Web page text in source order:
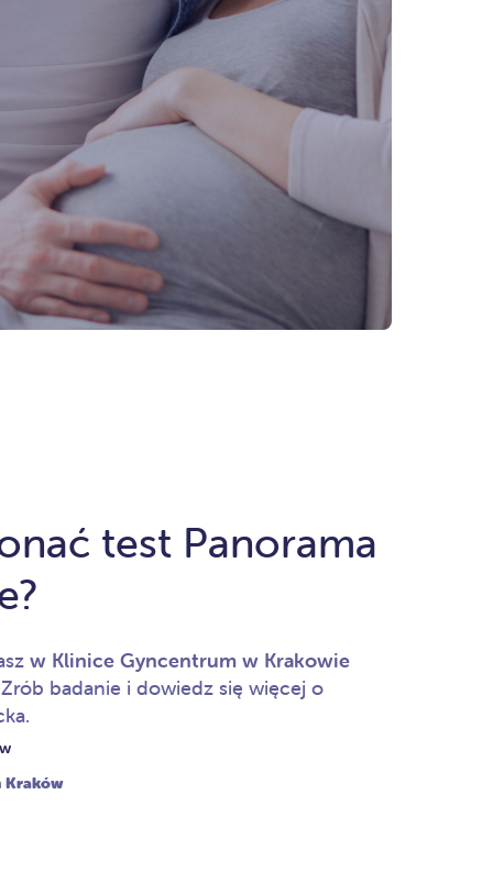
test Panorama
w Klinice Gyncentrum w Krakowie
Zrób badanie i dowiedz się więcej o
Kraków